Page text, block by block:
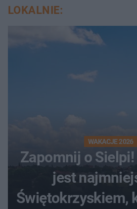
LOKALNIE:
WAKACJE 2026
Zapomnij o
jest
Świętokrzyskiem,